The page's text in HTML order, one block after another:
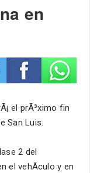
en
el prÃ³ximo fin
San Luis.
2 del
el vehÃ­culo y en